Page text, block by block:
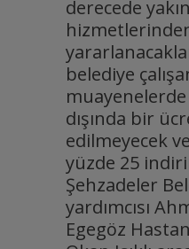
derecede
belediye
dışında bir
edilmeyecek
yüzde 25
Şehzadeler
yardımcısı
Egegöz